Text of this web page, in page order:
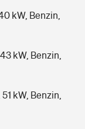
kW, Benzin,
kW, Benzin,
kW, Benzin,